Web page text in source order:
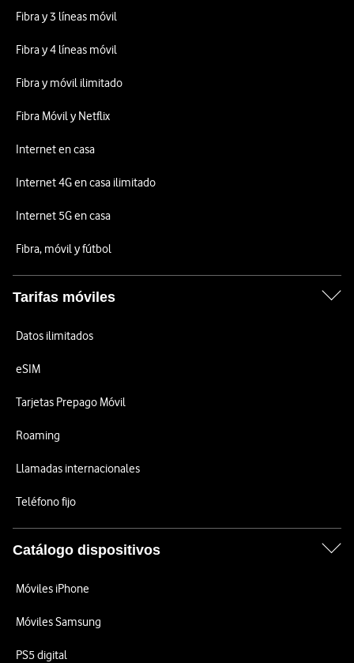
Fibra y 3 líneas móvil
Fibra y 4 líneas móvil
Fibra y móvil ilimitado
Fibra Móvil y Netflix
Internet en casa
Internet 4G en casa ilimitado
Internet 5G en casa
Fibra, móvil y fútbol
Tarifas móviles
Datos ilimitados
eSIM
Tarjetas Prepago Móvil
Roaming
Llamadas internacionales
Teléfono fijo
Catálogo dispositivos
Móviles iPhone
Móviles Samsung
PS5 digital